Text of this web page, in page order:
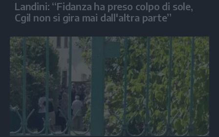
Landini: “Fidanza ha preso colpo di sole,
Cgil non si gira mai dall'altra parte”